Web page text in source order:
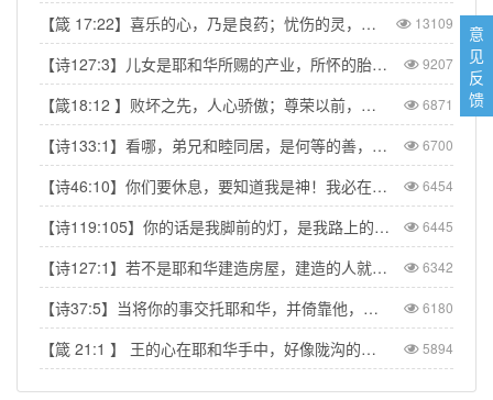
【箴 17:22】喜乐的心，乃是良药；忧伤的灵，使骨枯干。 13109
【诗127:3】儿女是耶和华所赐的产业，所怀的胎是他所给的赏赐。 9207
【箴18:12 】败坏之先，人心骄傲；尊荣以前，必有谦卑。 6871
【诗133:1】看哪，弟兄和睦同居，是何等的善，何等的美！ 6700
【诗46:10】你们要休息，要知道我是神！我必在外邦中被尊崇，在遍地上也被尊崇。 6454
【诗119:105】你的话是我脚前的灯，是我路上的光。 6445
【诗127:1】若不是耶和华建造房屋，建造的人就枉然劳力；若不是耶和华看守城池，看守的人就枉然儆醒。 6342
【诗37:5】当将你的事交托耶和华，并倚靠他，他就必成全。 6180
【箴 21:1 】 王的心在耶和华手中，好像陇沟的水随意流转。 5894
意
见
反
馈